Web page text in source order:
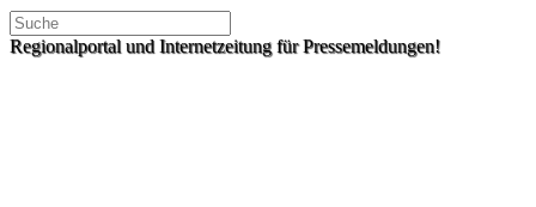
Regionalportal und Internetzeitung für Pressemeldungen!